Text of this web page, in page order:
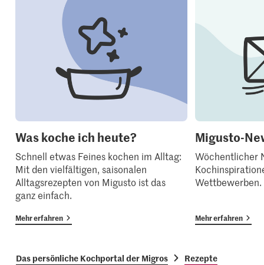
Was koche ich heute?
Schnell etwas Feines kochen im Alltag:
Mit den vielfältigen, saisonalen
Alltagsrezepten von Migusto ist das
ganz einfach.
Mehr erfahren
Migusto-
Wöchentlicher
Wettbewerben.
Mehr erfahren
Das persönliche Kochportal der Migros Rezepte